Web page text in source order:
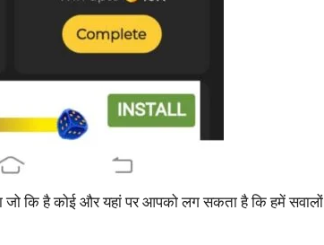
जो कि है कोई और यहां पर आपको लग सकता है कि हमें सवालों